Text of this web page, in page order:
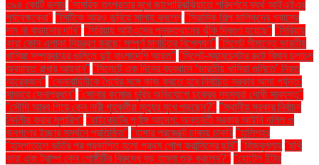
৩৯৪ কোটি ডলার "সামরিক তৎপরতার মুখে জাপোরিঝঝিয়াতে পরিদর্শনে ব্যর্থ আইএইএর
পর্যবেক্ষকেরা" "সিটিকে আরও ডুবিয়ে সালাহ বললেন "সিরামিক শিল্প মালিকদের গ্যাসের
দাম না বাড়ানোর দাবি" "সিরিয়ায় আইএসের পুনরুত্থানের ঝুঁকি দ্বিগুণ হয়েছে" "সিরিয়ায়
কারা কোন এলাকা নিয়ন্ত্রণ করছে: সম্পূর্ণ মানচিত্র বিশ্লেষণ" "সিলেট সীমান্তে ভারতীয়
খাসিয়া সম্প্রদায়ের গুলিতে দুই বাংলাদেশি আহত" "সিলেট-ম্যানচেস্টার রুটে বিমান চলাচল
অব্যাহত রাখার আহ্বান" "সিলেটে এক দিনের ব্যবধানে ‘ভারতীয় খাসিয়া গু‌লিতে’ নিহত
আরেকজন" "সেনাবাহিনীকে ধৈর্যের সঙ্গে কাজ করতে হবে নির্বাচিত সরকার আসা পর্যন্ত:
সাভারে সেনাপ্রধান" "সোনার কমোড চুরির অভিযোগে চক্রের সদস্যরা দোষী সাব্যস্ত"
"সৌদি আরব গিয়ে কেন নারী গৃহকর্মীরা মৃত্যুর মুখে পড়ছেন?" "স্থানীয় সরকার নির্বাচন
নির্দলীয় করার সুপারিশ" "হাইকোর্টের পূর্ণাঙ্গ আদেশ: অন্তর্বর্তী সরকার আইনি দলিল ও
জনগণের ইচ্ছার সমর্থনে প্রতিষ্ঠিত" "হাঙ্গার প্রজেক্টে ঢাকায় চাকরি "হালিশহর
"হাসপাতালে ভর্তির পর প্রকাশিত হলো প্রথম পোপ ফ্রান্সিসের ছবি" "হিজবুল্লাহ "হুথি
কারা এবং ট্রাম্প কেন গোষ্ঠীটির বিরুদ্ধে বড় হামলা শুরু করলেন?" "হোটেল ইন্টার